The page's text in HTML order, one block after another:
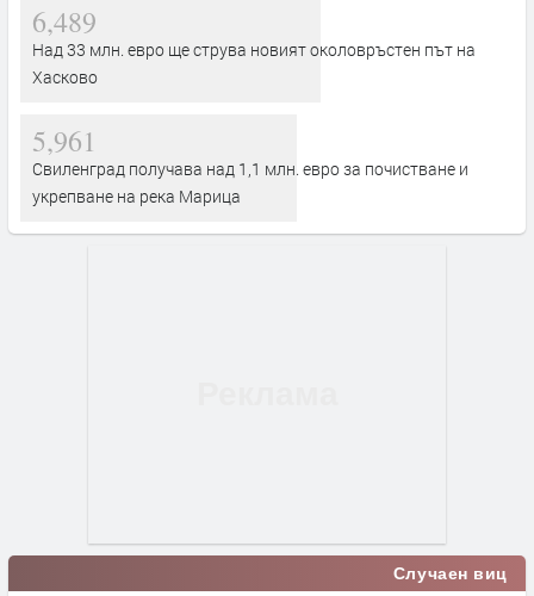
6,489
Над 33 млн. евро ще струва новият околовръстен път на
Хасково
5,961
Свиленград получава над 1,1 млн. евро за почистване и
укрепване на река Марица
Случаен виц